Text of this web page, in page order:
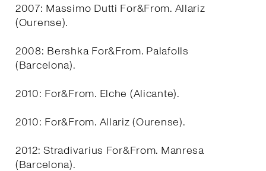
2007: Massimo Dutti For&From. Allariz
(Ourense).
2008: Bershka For&From. Palafolls
(Barcelona).
2010: For&From. Elche (Alicante).
2010: For&From. Allariz (Ourense).
2012: Stradivarius For&From. Manresa
(Barcelona).